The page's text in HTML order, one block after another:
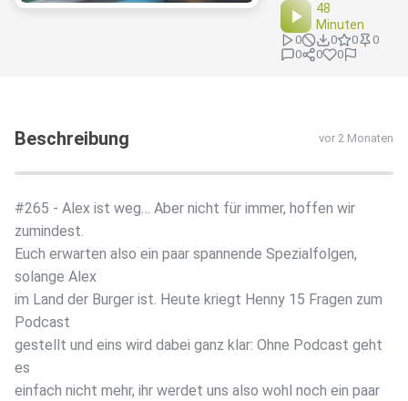
48
Minuten
0 0 0
0
0
0 0
Beschreibung vor 2 Monaten
#265 - Alex ist weg… Aber nicht für immer, hoffen wir
zumindest.
Euch erwarten also ein paar spannende Spezialfolgen,
solange Alex
im Land der Burger ist. Heute kriegt Henny 15 Fragen zum
Podcast
gestellt und eins wird dabei ganz klar: Ohne Podcast geht
es
einfach nicht mehr, ihr werdet uns also wohl noch ein paar